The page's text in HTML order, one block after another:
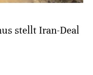
stellt Iran-Deal